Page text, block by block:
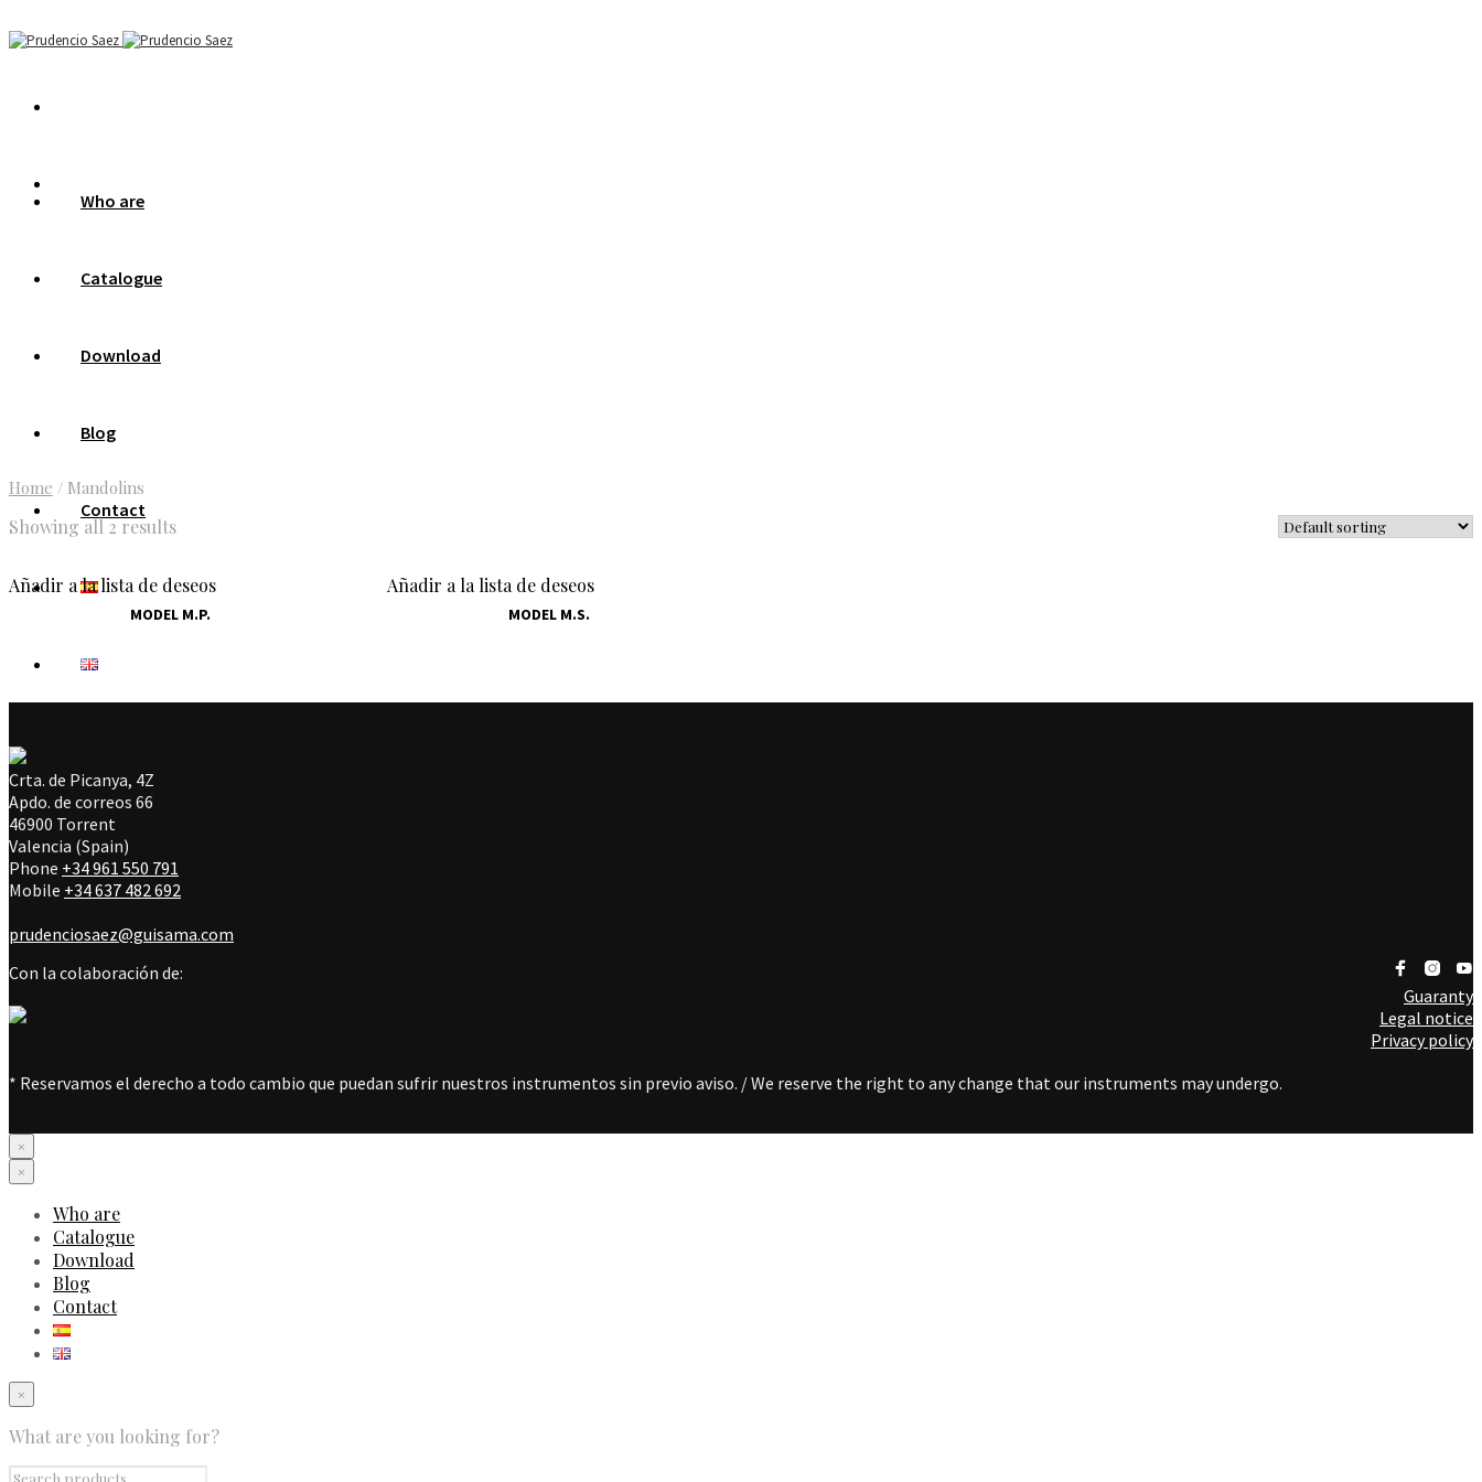
Who are
Catalogue
Download
Blog
Contact
Home / Mandolins
Showing all 2 results
Añadir a la lista de deseos
MODEL M.P.
Añadir a la lista de deseos
MODEL M.S.
Crta. de Picanya, 4Z
Apdo. de correos 66
46900 Torrent
Valencia (Spain)
Phone +34 961 550 791
Mobile +34 637 482 692
prudenciosaez@guisama.com
Guaranty
Legal notice
Privacy policy
Con la colaboración de:
* Reservamos el derecho a todo cambio que puedan sufrir nuestros instrumentos sin previo aviso. / We reserve the right to any change that our instruments may undergo.
×
×
Who are
Catalogue
Download
Blog
Contact
×
What are you looking for?